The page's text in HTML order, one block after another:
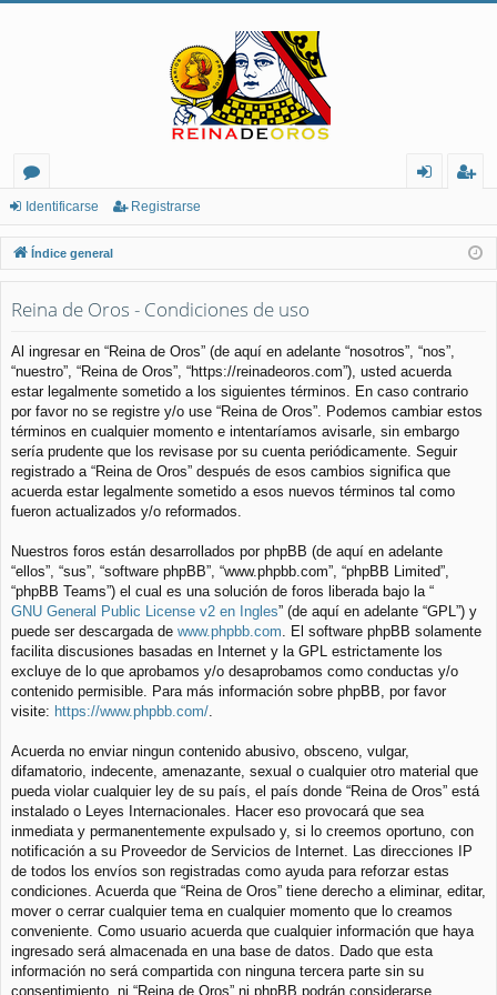
or
os
nt
ifi
rs
e
ist
ra
Identificarse Registrarse
Índice general
Reina de Oros - Condiciones de uso
Al ingresar en “Reina de Oros” (de aquí en adelante “nosotros”, “nos”,
“nuestro”, “Reina de Oros”, “https://reinadeoros.com”), usted acuerda
estar legalmente sometido a los siguientes términos. En caso contrario
por favor no se registre y/o use “Reina de Oros”. Podemos cambiar estos
términos en cualquier momento e intentaríamos avisarle, sin embargo
sería prudente que los revisase por su cuenta periódicamente. Seguir
registrado a “Reina de Oros” después de esos cambios significa que
acuerda estar legalmente sometido a esos nuevos términos tal como
fueron actualizados y/o reformados.
Nuestros foros están desarrollados por phpBB (de aquí en adelante
“ellos”, “sus”, “software phpBB”, “www.phpbb.com”, “phpBB Limited”,
“phpBB Teams”) el cual es una solución de foros liberada bajo la “
GNU General Public License v2 en Ingles” (de aquí en adelante “GPL”) y
puede ser descargada de www.phpbb.com . El software phpBB solamente
facilita discusiones basadas en Internet y la GPL estrictamente los
excluye de lo que aprobamos y/o desaprobamos como conductas y/o
contenido permisible. Para más información sobre phpBB, por favor
visite: https://www.phpbb.com/
Acuerda no enviar ningun contenido abusivo, obsceno, vulgar,
difamatorio, indecente, amenazante, sexual o cualquier otro material que
pueda violar cualquier ley de su país, el país donde “Reina de Oros” está
instalado o Leyes Internacionales. Hacer eso provocará que sea
inmediata y permanentemente expulsado y, si lo creemos oportuno, con
notificación a su Proveedor de Servicios de Internet. Las direcciones IP
de todos los envíos son registradas como ayuda para reforzar estas
condiciones. Acuerda que “Reina de Oros” tiene derecho a eliminar, editar,
mover o cerrar cualquier tema en cualquier momento que lo creamos
conveniente. Como usuario acuerda que cualquier información que haya
ingresado será almacenada en una base de datos. Dado que esta
información no será compartida con ninguna tercera parte sin su
consentimiento, ni “Reina de Oros” ni phpBB podrán considerarse